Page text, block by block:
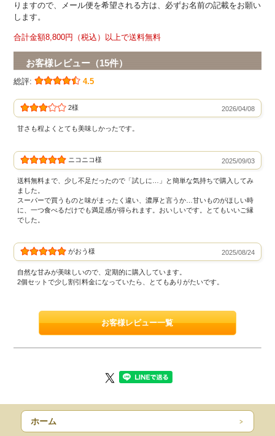
りますので、メール便を希望される方は、必ずお名前の記載をお願い
します。
合計金額8,800円（税込）以上で送料無料
お客様レビュー（15件）
総評: 4.5
2様 2026/04/08
甘さも程よくとても美味しかったです。
ニコニコ様 2025/09/03
送料無料まで、少し不足だったので「試しに…」と簡単な気持ちで購入してみ
ました。
スーパーで買うものと味がまったく違い、濃厚と言うか…甘いものがほしい時
に、一つ食べるだけでも満足感が得られます。おいしいです。とてもいいご縁
でした。
がおう様 2025/08/24
自然な甘みが美味しいので、定期的に購入しています。
2個セットで少し割引料金になっていたら、とてもありがたいです。
お客様レビュー一覧
ホーム